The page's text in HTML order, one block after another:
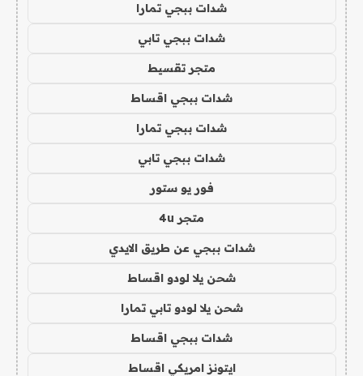
شدات ببجي تمارا
شدات ببجي تابي
متجر تقسيط
شدات ببجي اقساط
شدات ببجي تمارا
شدات ببجي تابي
فور يو ستور
متجر 4u
شدات ببجي عن طريق الايدي
شحن يلا لودو اقساط
شحن يلا لودو تابي تمارا
شدات ببجي اقساط
ايتونز امريكي اقساط